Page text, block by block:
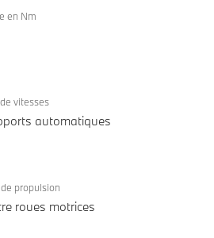
en Nm
vitesses
automatiques
propulsion
roues motrices